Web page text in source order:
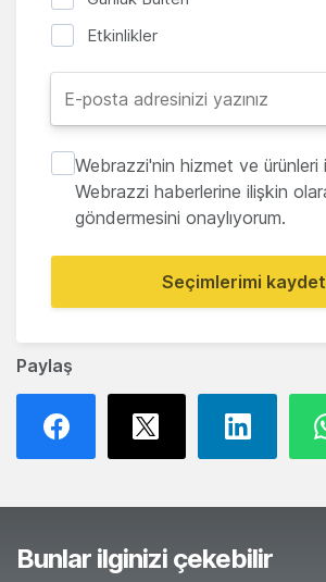
Paylaş
Etkinlikler
Webrazzi'nin hizmet ve ürünleri
Webrazzi haberlerine ilişkin
göndermesini onaylıyorum.
Seçimlerimi kaydet
Bunlar ilginizi çekebilir